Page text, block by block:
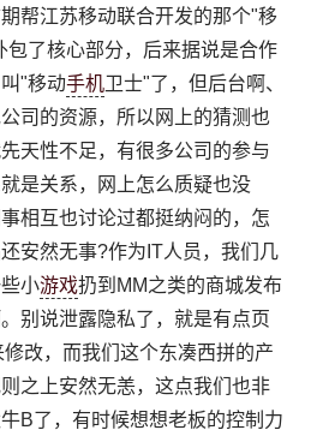
帮江苏移动联合开发的那个"移
包了核心部分，后来据说是合作
"移动手机卫士"了，但后台啊、
司的资源，所以网上的猜测也
天性不足，有很多公司的参与
是关系，网上怎么质疑也没
相互也讨论过都挺纳闷的，怎
安然无事?作为IT人员，我们几
小游戏扔到MM之类的商城发布
别说泄露隐私了，就是有点页
改，而我们这个东凑西拼的产
之上安然无恙，这点我们也非
B了，有时候想想老板的控制力